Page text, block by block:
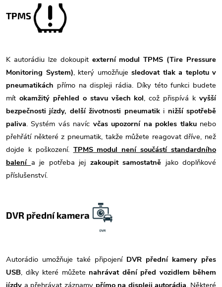
TPMS
K autorádiu lze dokoupit externí modul TPMS (Tire Pressure
Monitoring System), který umožňuje sledovat tlak a teplotu v
pneumatikách přímo na displeji rádia. Díky této funkci budete
mít okamžitý přehled o stavu všech kol, což přispívá k vyšší
bezpečnosti jízdy, delší životnosti pneumatik i nižší spotřebě
paliva. Systém vás navíc včas upozorní na pokles tlaku nebo
přehřátí některé z pneumatik, takže můžete reagovat dříve, než
dojde k poškození. TPMS modul není součástí standardního
balení a je potřeba jej zakoupit samostatně jako doplňkové
příslušenství.
DVR přední kamera
Autorádio umožňuje také připojení DVR přední kamery přes
USB, díky které můžete nahrávat dění před vozidlem během
jízdy a přehrávat záznamy přímo na displeji autorádia. Některé